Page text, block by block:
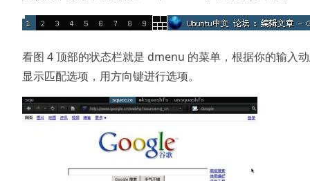
看图 4 顶部的状态栏就是 dmenu 的菜单，根据你的输入
显示匹配选项，用方向键进行选项。